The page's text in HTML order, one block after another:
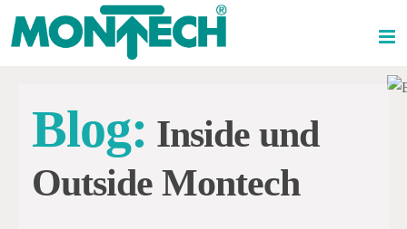
Blog: Inside und
Outside Montech